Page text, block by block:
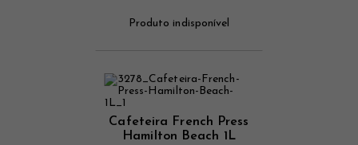
Produto indisponível
Cafeteira French Press
Hamilton Beach 1L